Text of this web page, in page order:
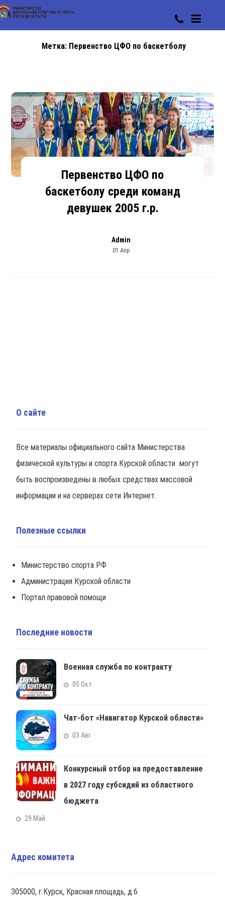
Метка: Первенство ЦФО по баскетболу
Первенство ЦФО по
баскетболу среди команд
девушек 2005 г.р.
Admin
01 Апр
О сайте
Все материалы официального сайта Министерства
физической культуры и спорта Курской области могут
быть воспроизведены в любых средствах массовой
информации и на серверах сети Интернет.
Полезные ссылки
Министерство спорта РФ
Администрация Курской области
Портал правовой помощи
Последние новости
Военная служба по контракту
05 Окт
Чат-бот «Навигатор Курской области»
03 Авг
Конкурсный отбор на предоставление
в 2027 году субсидий из областного
бюджета
29 Май
Адрес комитета
305000, г.Курск, Красная площадь, д.6